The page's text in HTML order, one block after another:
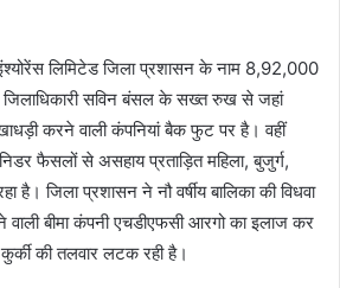
लिमिटेड जिला प्रशासन के नाम 8,92,000
जिलाधिकारी सविन बंसल के सख्त रुख से जहां
करने वाली कंपनियां बैक फुट पर है। वहीं
फैसलों से असहाय प्रताड़ित महिला, बुजुर्ग,
है। जिला प्रशासन ने नौ वर्षीय बालिका की विधवा
वाली बीमा कंपनी एचडीएफसी आरगो का इलाज कर
की तलवार लटक रही है।